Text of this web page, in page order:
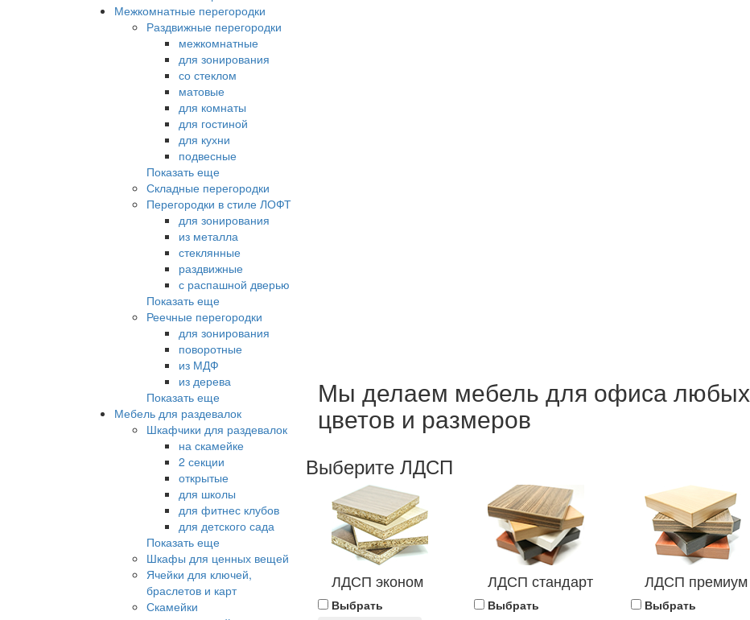
Межкомнатные перегородки
Раздвижные перегородки
межкомнатные
для зонирования
со стеклом
матовые
для комнаты
для гостиной
для кухни
подвесные
Показать еще
Складные перегородки
Перегородки в стиле ЛОФТ
для зонирования
из металла
стеклянные
раздвижные
с распашной дверью
Показать еще
Реечные перегородки
для зонирования
поворотные
из МДФ
из дерева
Показать еще
Мебель для раздевалок
Шкафчики для раздевалок
на скамейке
2 секции
открытые
для школы
для фитнес клубов
для детского сада
Показать еще
Шкафы для ценных вещей
Ячейки для ключей,
браслетов и карт
Скамейки
Мы делаем мебель для офиса любых
цветов и размеров
Выберите ЛДСП
ЛДСП эконом
Выбрать
ЛДСП стандарт
Выбрать
ЛДСП премиум
Выбрать